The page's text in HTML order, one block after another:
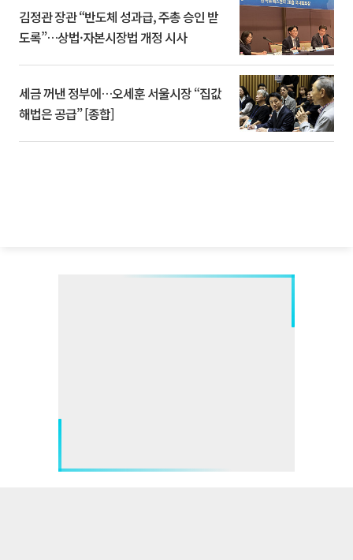
김정관 장관 “반도체 성과급, 주총 승인 받
도록”…상법·자본시장법 개정 시사
세금 꺼낸 정부에…오세훈 서울시장 “집값
해법은 공급” [종합]